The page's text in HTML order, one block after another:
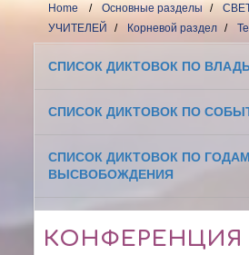
Home Основные разделы
УЧИТЕЛЕЙ
Корневой раздел
СПИСОК ДИКТОВОК ПО
СПИСОК ДИКТОВОК ПО
СПИСОК ДИКТОВОК ПО ГОДАМ
ВЫСВОБОЖДЕНИЯ
КОНФЕРЕНЦИЯ